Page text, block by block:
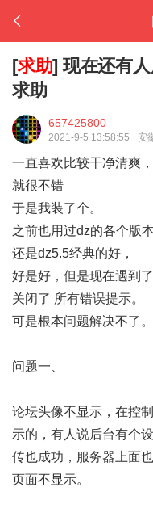
[求助] 现在还有
求助
657425800
2021-9-5 13:58:55 安
一直喜欢比较干净清爽
就很不错
于是我装了个。
之前也用过dz的各个版
还是dz5.5经典的好，
好是好，但是现在遇到
关闭了 所有错误提示。
可是根本问题解决不了。
问题一、
论坛头像不显示，在控
示的，有人说后台有个
传也成功，服务器上面
页面不显示。